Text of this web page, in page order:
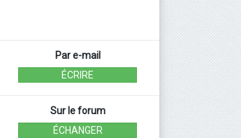
Par e-mail
ÉCRIRE
Sur le forum
ÉCHANGER